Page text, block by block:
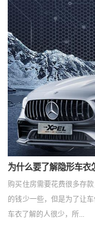
为什么要了解隐形车衣
购买住房需要花费很多存
的钱少一些，但是为了让
车衣了解的人很少，所...